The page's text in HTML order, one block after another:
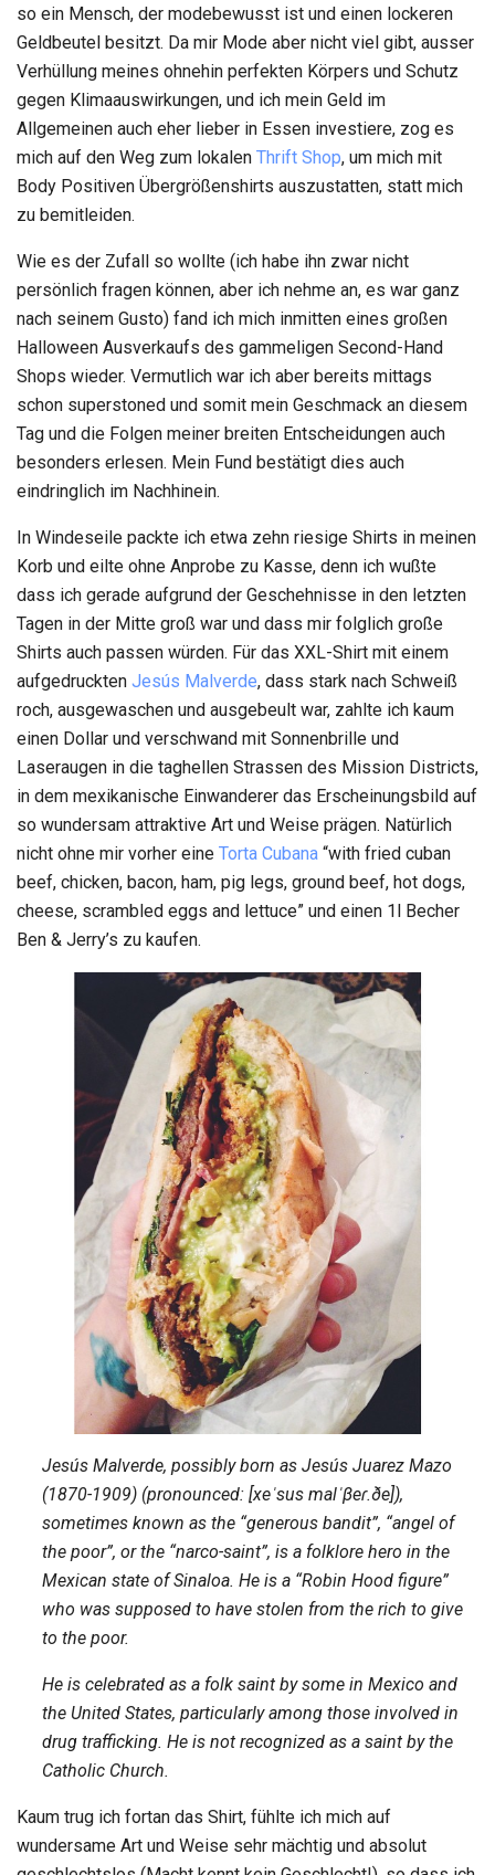
so ein Mensch, der modebewusst ist und einen lockeren
Geldbeutel besitzt. Da mir Mode aber nicht viel gibt, ausser
Verhüllung meines ohnehin perfekten Körpers und Schutz
gegen Klimaauswirkungen, und ich mein Geld im
Allgemeinen auch eher lieber in Essen investiere, zog es
mich auf den Weg zum lokalen Thrift Shop, um mich mit
Body Positiven Übergrößenshirts auszustatten, statt mich
zu bemitleiden.
Wie es der Zufall so wollte (ich habe ihn zwar nicht
persönlich fragen können, aber ich nehme an, es war ganz
nach seinem Gusto) fand ich mich inmitten eines großen
Halloween Ausverkaufs des gammeligen Second-Hand
Shops wieder. Vermutlich war ich aber bereits mittags
schon superstoned und somit mein Geschmack an diesem
Tag und die Folgen meiner breiten Entscheidungen auch
besonders erlesen. Mein Fund bestätigt dies auch
eindringlich im Nachhinein.
In Windeseile packte ich etwa zehn riesige Shirts in meinen
Korb und eilte ohne Anprobe zu Kasse, denn ich wußte
dass ich gerade aufgrund der Geschehnisse in den letzten
Tagen in der Mitte groß war und dass mir folglich große
Shirts auch passen würden. Für das XXL-Shirt mit einem
aufgedruckten Jesús Malverde, dass stark nach Schweiß
roch, ausgewaschen und ausgebeult war, zahlte ich kaum
einen Dollar und verschwand mit Sonnenbrille und
Laseraugen in die taghellen Strassen des Mission Districts,
in dem mexikanische Einwanderer das Erscheinungsbild auf
so wundersam attraktive Art und Weise prägen. Natürlich
nicht ohne mir vorher eine Torta Cubana “with fried cuban
beef, chicken, bacon, ham, pig legs, ground beef, hot dogs,
cheese, scrambled eggs and lettuce” und einen 1l Becher
Ben & Jerry’s zu kaufen.
Jesús Malverde, possibly born as Jesús Juarez Mazo
(1870-1909) (pronounced: [xeˈsus malˈβeɾ.ðe]),
sometimes known as the “generous bandit”, “angel of
the poor”, or the “narco-saint”, is a folklore hero in the
Mexican state of Sinaloa. He is a “Robin Hood figure”
who was supposed to have stolen from the rich to give
to the poor.
He is celebrated as a folk saint by some in Mexico and
the United States, particularly among those involved in
drug trafficking. He is not recognized as a saint by the
Catholic Church.
Kaum trug ich fortan das Shirt, fühlte ich mich auf
wundersame Art und Weise sehr mächtig und absolut